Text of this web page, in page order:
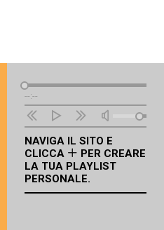
Lettore
Audio
--:--
NAVIGA IL SITO E
CLICCA
PER CREARE
LA TUA PLAYLIST
PERSONALE.